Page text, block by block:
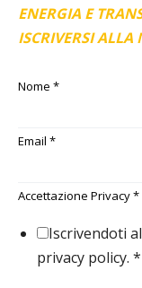
ENERGIA E
ISCRIVERSI ALLA
Nome *
Email *
Accettazione Privacy*
Iscrivendoti
privacy policy. *